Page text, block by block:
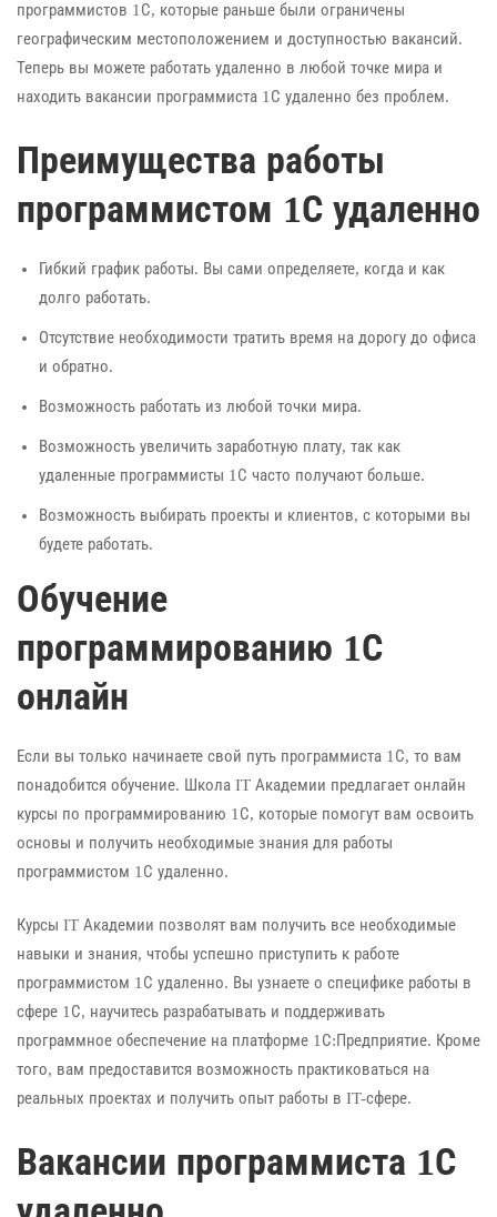
программистов 1С, которые раньше были ограничены
географическим местоположением и доступностью вакансий.
Теперь вы можете работать удаленно в любой точке мира и
находить вакансии программиста 1С удаленно без проблем.
Преимущества работы
программистом 1С удаленно
Гибкий график работы. Вы сами определяете, когда и как
долго работать.
Отсутствие необходимости тратить время на дорогу до офиса
и обратно.
Возможность работать из любой точки мира.
Возможность увеличить заработную плату, так как
удаленные программисты 1С часто получают больше.
Возможность выбирать проекты и клиентов, с которыми вы
будете работать.
Обучение
программированию 1С
онлайн
Если вы только начинаете свой путь программиста 1С, то вам
понадобится обучение. Школа IT Академии предлагает онлайн
курсы по программированию 1С, которые помогут вам освоить
основы и получить необходимые знания для работы
программистом 1С удаленно.
Курсы IT Академии позволят вам получить все необходимые
навыки и знания, чтобы успешно приступить к работе
программистом 1С удаленно. Вы узнаете о специфике работы в
сфере 1С, научитесь разрабатывать и поддерживать
программное обеспечение на платформе 1С:Предприятие. Кроме
того, вам предоставится возможность практиковаться на
реальных проектах и получить опыт работы в IT-сфере.
Вакансии программиста 1С